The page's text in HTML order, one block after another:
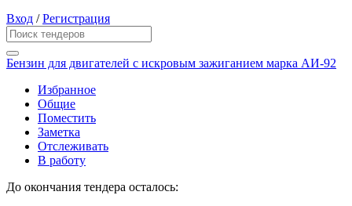
Вход /Регистрация
Бензин для двигателей с искровым зажиганием марка АИ-92
Избранное
Общие
Поместить
Заметка
Отслеживать
В работу
До окончания тендера осталось: